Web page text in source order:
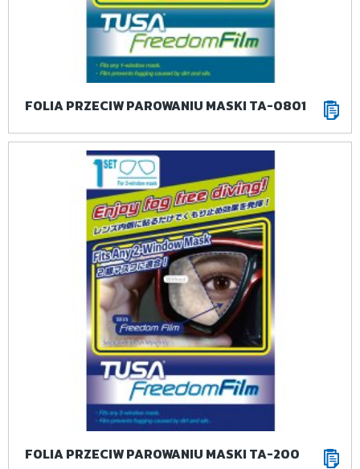
FOLIA PRZECIW PAROWANIU MASKI TA-0801
FOLIA PRZECIW PAROWANIU MASKI TA-200